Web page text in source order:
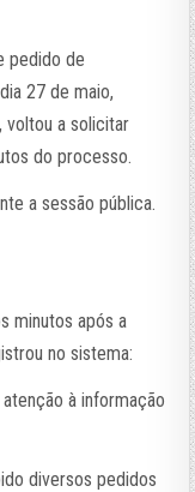
pedido de
27 de maio,
voltou a solicitar
do processo.
a sessão pública.
minutos após a
no sistema:
à informação
diversos pedidos